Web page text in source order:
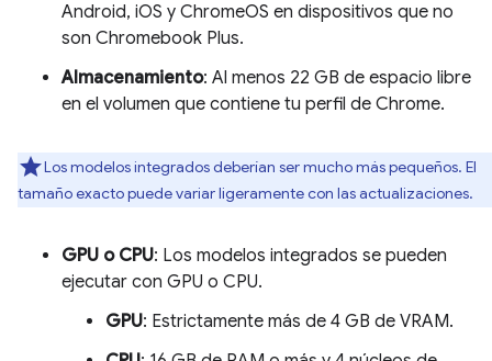
Android, iOS y ChromeOS en dispositivos que no
son Chromebook Plus.
Almacenamiento: Al menos 22 GB de espacio libre
en el volumen que contiene tu perfil de Chrome.
Los modelos integrados deberían ser mucho más pequeños. El
tamaño exacto puede variar ligeramente con las actualizaciones.
GPU o CPU: Los modelos integrados se pueden
ejecutar con GPU o CPU.
GPU: Estrictamente más de 4 GB de VRAM.